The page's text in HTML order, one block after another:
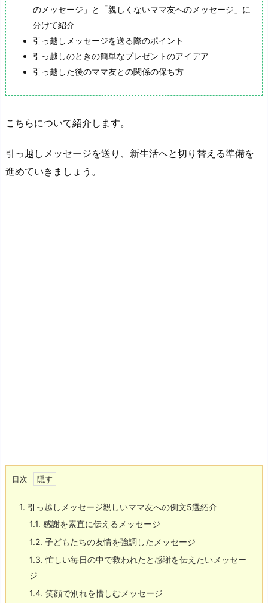
のメッセージ」と「親しくないママ友へのメッセージ」に
分けて紹介
引っ越しメッセージを送る際のポイント
引っ越しのときの簡単なプレゼントのアイデア
引っ越した後のママ友との関係の保ち方
こちらについて紹介します。
引っ越しメッセージを送り、新生活へと切り替える準備を
進めていきましょう。
目次
1. 引っ越しメッセージ親しいママ友への例文5選紹介
1.1. 感謝を素直に伝えるメッセージ
1.2. 子どもたちの友情を強調したメッセージ
1.3. 忙しい毎日の中で救われたと感謝を伝えたいメッセー
ジ
1.4. 笑顔で別れを惜しむメッセージ